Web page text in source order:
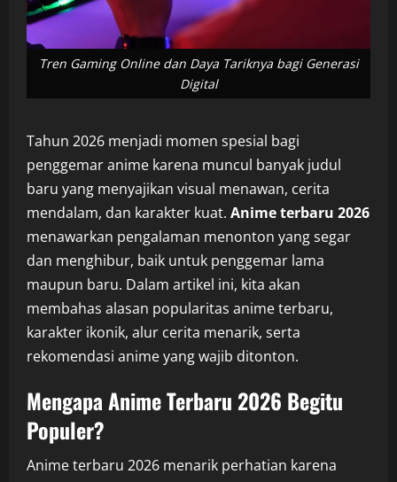
Tren Gaming Online dan Daya Tariknya bagi Generasi
Digital
Tahun 2026 menjadi momen spesial bagi
penggemar anime karena muncul banyak judul
baru yang menyajikan visual menawan, cerita
mendalam, dan karakter kuat. Anime terbaru 2026
menawarkan pengalaman menonton yang segar
dan menghibur, baik untuk penggemar lama
maupun baru. Dalam artikel ini, kita akan
membahas alasan popularitas anime terbaru,
karakter ikonik, alur cerita menarik, serta
rekomendasi anime yang wajib ditonton.
Mengapa Anime Terbaru 2026 Begitu
Populer?
Anime terbaru 2026 menarik perhatian karena